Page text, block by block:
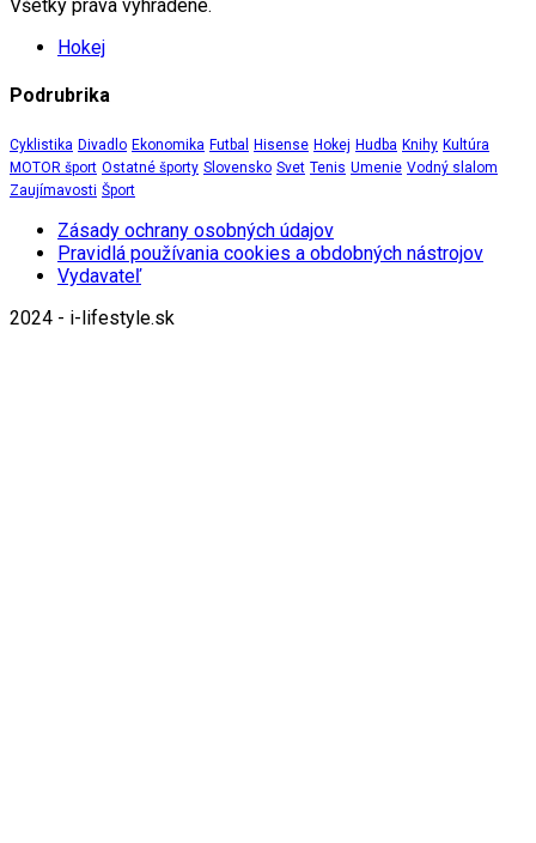
Všetky práva vyhradené.
Hokej
Podrubrika
Cyklistika Divadlo Ekonomika Futbal Hisense Hokej Hudba Knihy Kultúra
MOTOR šport Ostatné športy Slovensko Svet Tenis Umenie Vodný slalom
Zaujímavosti Šport
Zásady ochrany osobných údajov
Pravidlá používania cookies a obdobných nástrojov
Vydavateľ
2024 - i-lifestyle.sk